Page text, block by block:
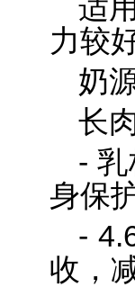
适
力较
奶
长
-
身保
-
收，